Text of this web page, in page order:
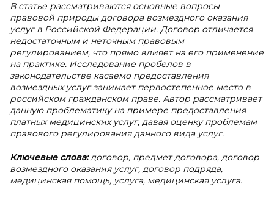
В статье рассматриваются основные вопросы
правовой природы договора возмездного оказания
услуг в Российской Федерации. Договор отличается
недостаточным и неточным правовым
регулированием, что прямо влияет на его применение
на практике. Исследование пробелов в
законодательстве касаемо предоставления
возмездных услуг занимает первостепенное место в
российском гражданском праве. Автор рассматривает
данную проблематику на примере предоставления
платных медицинских услуг, давая оценку проблемам
правового регулирования данного вида услуг.
Ключевые слова:договор, предмет договора, договор
возмездного оказания услуг, договор подряда,
медицинская помощь, услуга, медицинская услуга.